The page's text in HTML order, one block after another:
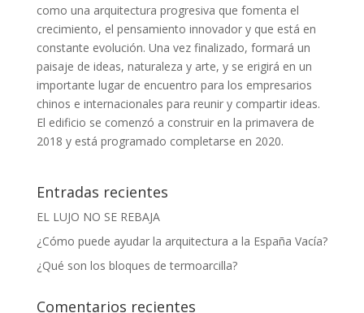
como una arquitectura progresiva que fomenta el
crecimiento, el pensamiento innovador y que está en
constante evolución. Una vez finalizado, formará un
paisaje de ideas, naturaleza y arte, y se erigirá en un
importante lugar de encuentro para los empresarios
chinos e internacionales para reunir y compartir ideas.
El edificio se comenzó a construir en la primavera de
2018 y está programado completarse en 2020.
Entradas recientes
EL LUJO NO SE REBAJA
¿Cómo puede ayudar la arquitectura a la España Vacía?
¿Qué son los bloques de termoarcilla?
Comentarios recientes